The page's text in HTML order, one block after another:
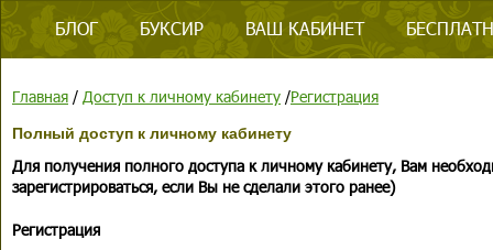
БЛОГ БУКСИР ВАШ КАБИНЕТ
Главная / Доступ к личному кабинету /Регистрация
Полный доступ к личному кабинету
Для получения полного доступа к личному кабинету, Вам
зарегистрироваться, если Вы не сделали этого ранее)
Регистрация